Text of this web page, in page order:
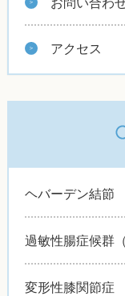
アクセス
ヘバーデン結節
過敏性腸症候群（
変形性膝関節症